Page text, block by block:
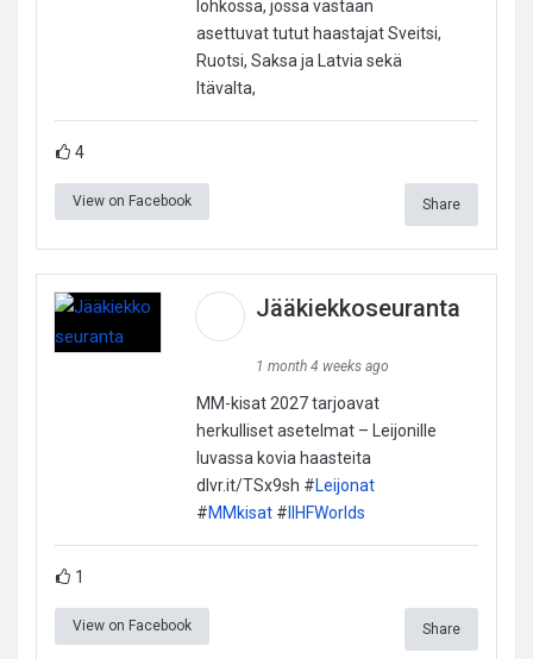
lohkossa, jossa vastaan
asettuvat tutut haastajat Sveitsi,
Ruotsi, Saksa ja Latvia sekä
Itävalta,
4
View on Facebook Share
Jääkiekkoseuranta
1 month 4 weeks ago
MM-kisat 2027 tarjoavat
herkulliset asetelmat – Leijonille
luvassa kovia haasteita
dlvr.it/TSx9sh #Leijonat
#MMkisat# IIHFWorlds
1
View on Facebook Share